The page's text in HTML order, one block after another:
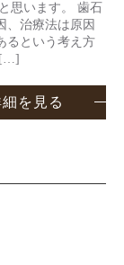
思います。 歯石
、治療法は原因
るという考え方
[…]
を見る